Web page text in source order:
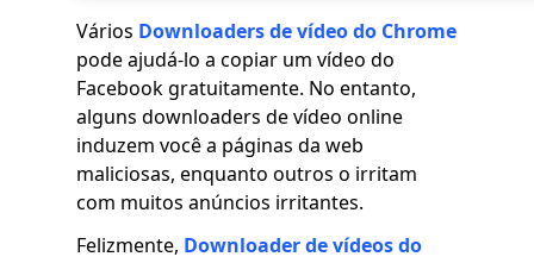
Vários Downloaders de vídeo do Chrome
pode ajudá-lo a copiar um vídeo do
Facebook gratuitamente. No entanto,
alguns downloaders de vídeo online
induzem você a páginas da web
maliciosas, enquanto outros o irritam
com muitos anúncios irritantes.
Felizmente, Downloader de vídeos do